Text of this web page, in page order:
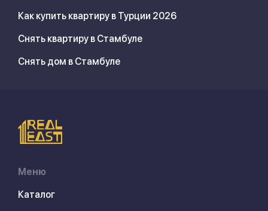
Как купить квартиру в Турции 2026
Снять квартиру в Стамбуле
Снять дом в Стамбуле
Меню
Каталог